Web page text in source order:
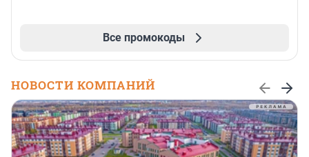
Все промокоды
НОВОСТИ КОМПАНИЙ